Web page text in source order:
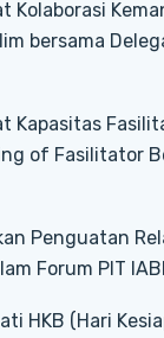
Kolaborasi
bersama
Kapasitas
of Fasilitator
Penguatan
Forum PIT
HKB (Hari